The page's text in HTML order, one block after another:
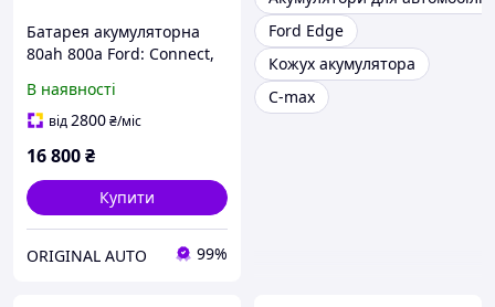
Батарея акумуляторна
80ah 800a Ford: Connect,
В наявності
від2800₴/міс
16 800₴
Купити
ORIGINAL AUTO 99%
Ford Edge
Кожух акумулятора
C-max